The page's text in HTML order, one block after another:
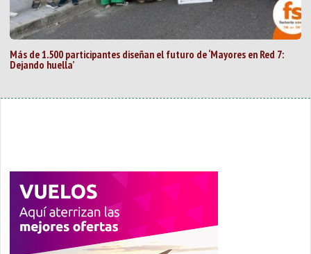
Más de 1.500 participantes diseñan el futuro de ‘Mayores en Red 7:
Dejando huella’